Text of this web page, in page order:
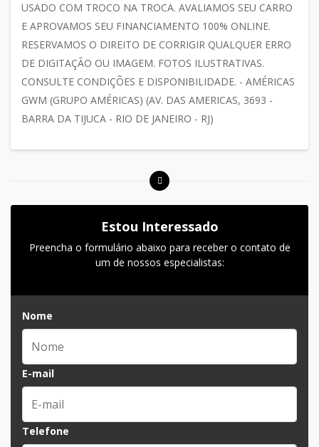
USADO COM TROCO NA TROCA. AVALIAMOS SEU CARRO
E APROVAMOS SEU FINANCIAMENTO 100% ONLINE.
RESERVAMOS O DIREITO DE CORRIGIR QUALQUER ERRO
DE DIGITAÇÃO OU IMAGEM. FOTOS ILUSTRATIVAS.
CONSULTE CONDIÇÕES E DISPONIBILIDADE. - AMÉRICAS
GWM (GRUPO AMÉRICAS) (AV. DAS AMERICAS, 3693 -
BARRA DA TIJUCA - RIO DE JANEIRO - RJ)
Estou Interessado
Preencha o formulário abaixo para receber o contato de
um de nossos especialistas:
Nome
E-mail
Telefone